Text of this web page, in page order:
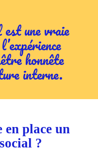
une vraie
honnête
interne.
place un
?